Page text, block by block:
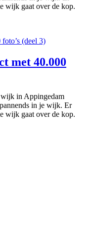
wijk gaat over de kop.
met 40.000
in Appingedam
in je wijk. Er
wijk gaat over de kop.